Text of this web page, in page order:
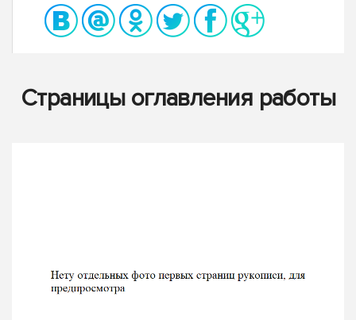
Страницы оглавления работы